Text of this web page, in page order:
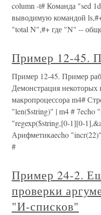
column -t# Команда "sed
выводимую командой
"total N",#+ где "N" --
Пример 12-45.
Пример 12-45. Пример
Демонстрация некоторых
макропроцессора m4#
"len($string)" | m4 # 7echo
"regexp($string,[0-1][0-
Арифметикаecho
#
Пример 24-2.
проверки
"И-списков"